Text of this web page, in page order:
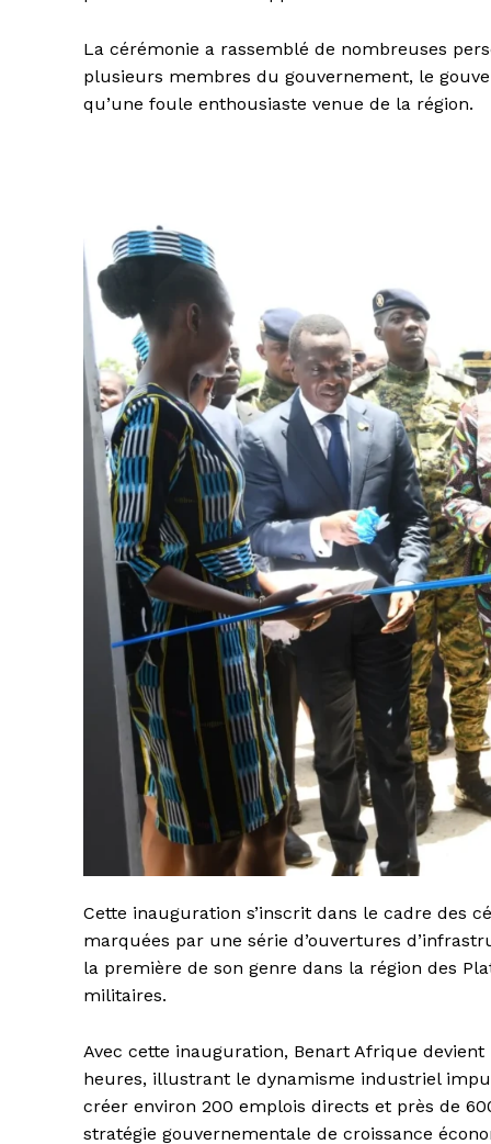
La cérémonie a rassemblé de nombreuses
plusieurs membres du gouvernement, le
qu’une foule enthousiaste venue de la région.
Cette inauguration s’inscrit dans le cadre des
marquées par une série d’ouvertures
la première de son genre dans la région des
militaires.
Avec cette inauguration, Benart Afrique
heures, illustrant le dynamisme industriel
créer environ 200 emplois directs et près de
stratégie gouvernementale de croissance